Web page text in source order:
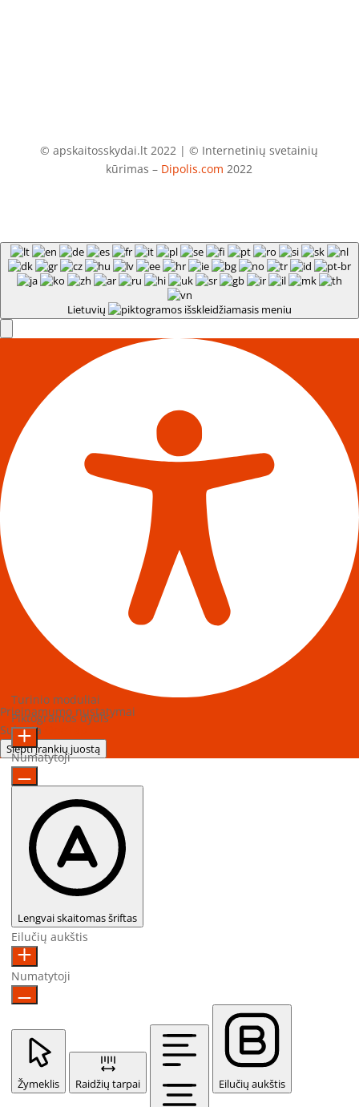
© apskaitosskydai.lt 2022 | © Internetinių svetainių
kūrimas – Dipolis.com 2022
Lietuvių
Prieinamumo nustatymai
Sukurta
Slėpti įrankių juostą
Turinio moduliai
Piktogramos dydis
Numatytoji
Lengvai skaitomas šriftas
Eilučių aukštis
Numatytoji
Žymeklis Raidžių tarpai Eilučių aukštis